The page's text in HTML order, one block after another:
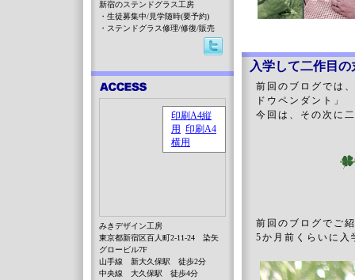
入学して二作目の
前回のブログでは
ドウペンダント」
今回は、その次に
前回のブログでご
5か月前くらいに
新宿のステンドグラス工房
・生徒募集中/見学随時(要予約)
・ステンドグラス修理/修復/販売
みきデザイン工房
東京都新宿区百人町2-11-24 染矢
グロービル7F
山手線 新大久保駅 徒歩2分
中央線 大久保駅 徒歩4分